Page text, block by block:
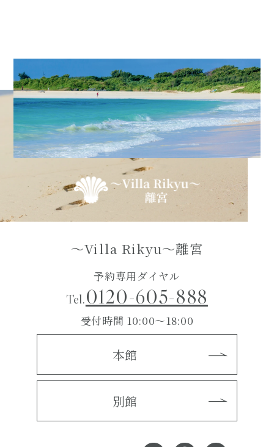
～Villa Rikyu～離宮
予約専用ダイヤル
Tel.0120-605-888
受付時間 10:00～18:00
本館
別館